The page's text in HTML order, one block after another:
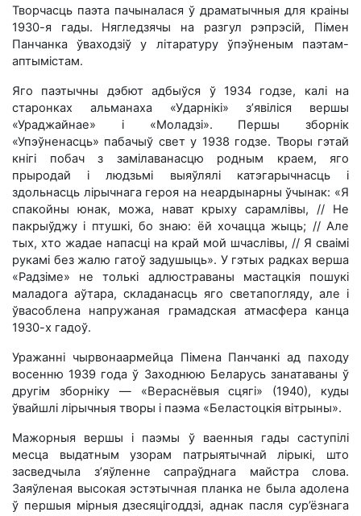
Творчасць паэта пачыналася ў драматычныя для краіны
1930-я гады. Нягледзячы на разгул рэпрэсій, Пімен
Панчанка ўваходзіў у літаратуру ўпэўненым паэтам-
аптымістам.
Яго паэтычны дэбют адбыўся ў 1934 годзе, калі на
старонках альманаха «Ударнікі» з’явіліся вершы
«Ураджайнае» і «Моладзі». Першы зборнік
«Упэўненасць» пабачыў свет у 1938 годзе. Творы гэтай
кнігі побач з замілаванасцю родным краем, яго
прыродай і людзьмі выяўлялі катэгарычнасць і
здольнасць лірычнага героя на неардынарны ўчынак: «Я
спакойны юнак, можа, нават крыху сарамлівы, // Не
пакрыўджу і птушкі, бо знаю: ёй хочацца жыць; // Але
тых, хто жадае напасці на край мой шчаслівы, // Я сваімі
рукамі без жалю гатоў задушыць». У гэтых радках верша
«Радзіме» не толькі адлюстраваны мастацкія пошукі
маладога аўтара, складанасць яго светапогляду, але і
ўвасоблена напружаная грамадская атмасфера канца
1930-х гадоў.
Уражанні чырвонаармейца Пімена Панчанкі ад паходу
восенню 1939 года ў Заходнюю Беларусь занатаваны ў
другім зборніку — «Вераснёвыя сцягі» (1940), куды
ўвайшлі лірычныя творы і паэма «Беластоцкія вітрыны».
Мажорныя вершы і паэмы ў ваенныя гады саступілі
месца выдатным узорам патрыятычнай лірыкі, што
засведчыла з’яўленне сапраўднага майстра слова.
Заяўленая высокая эстэтычная планка не была адолена
ў першыя мірныя дзесяцігоддзі, аднак пасля сур’ёзнага